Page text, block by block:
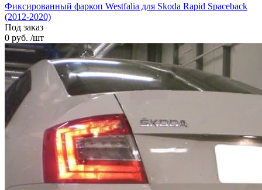
Фиксированный фаркоп Westfalia для Skoda Rapid Spaceback
(2012-2020)
Под заказ
0 руб. /шт